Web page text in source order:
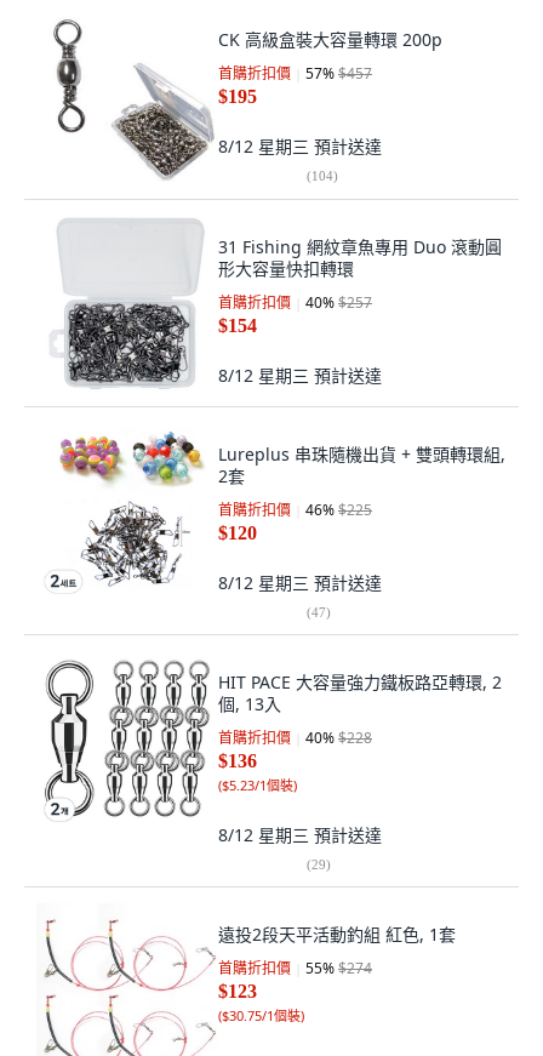
CK 高級盒裝大容量轉環 200p
首購折扣價 57%$457
$195
8/12 星期三 預計送達
(104)
31 Fishing 網紋章魚專用 Duo 滾動圓
形大容量快扣轉環
首購折扣價 40%$257
$154
8/12 星期三 預計送達
Lureplus 串珠隨機出貨 + 雙頭轉環組,
2套
首購折扣價 46%$225
$120
8/12 星期三 預計送達
(47)
HIT PACE 大容量強力鐵板路亞轉環, 2
個, 13入
首購折扣價 40%$228
$136
($5.23/1個裝)
8/12 星期三 預計送達
(29)
遠投2段天平活動釣組 紅色, 1套
首購折扣價 55%$274
$123
($30.75/1個裝)